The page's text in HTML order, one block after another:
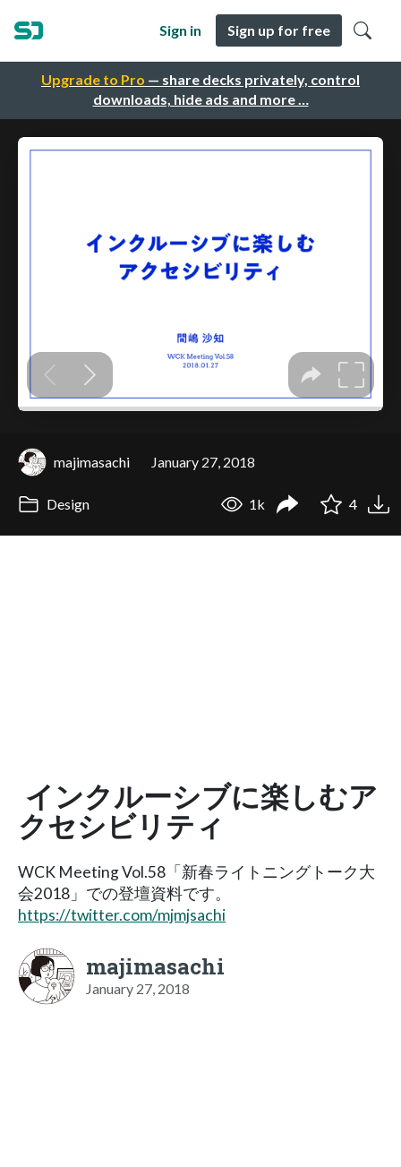
Upgrade to Pro — share decks privately, control
downloads, hide ads and more …
Sign in Sign up for free
majimasachi January 27, 2018
Design 1k 4
インクルーシブに楽しむア
クセシビリティ
WCK Meeting Vol.58「新春ライトニングトーク大
会2018」での登壇資料です。
https://twitter.com/mjmjsachi
majimasachi
January 27, 2018